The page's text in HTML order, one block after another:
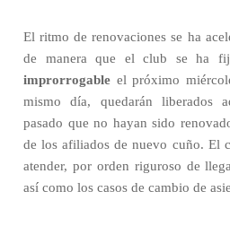
El ritmo de renovaciones se ha
de manera que el club se ha
improrrogable el próximo
mismo día, quedarán liberados
pasado que no hayan sido
de los afiliados de nuevo cuño. El
atender, por orden riguroso de
así como los casos de cambio de